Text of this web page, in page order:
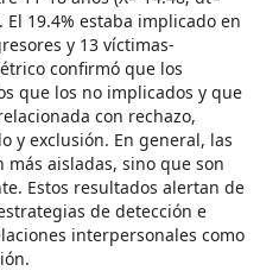
19.4% estaba implicado en
y 13 víctimas-
confirmó que los
que los no implicados y que
con rechazo,
y exclusión. En general, las
más aisladas, sino que son
Estos resultados alertan de
de detección e
interpersonales como